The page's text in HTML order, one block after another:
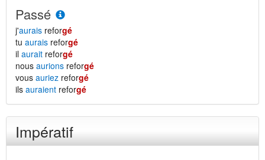
Passé
j'aurais reforgé
tu aurais reforgé
il aurait reforgé
nous aurions reforgé
vous auriez reforgé
ils auraient reforgé
Impératif